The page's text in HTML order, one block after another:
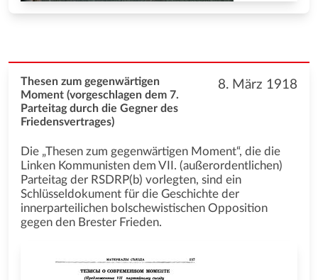
8. März 1918
Thesen zum gegenwärtigen
Moment (vorgeschlagen dem 7.
Parteitag durch die Gegner des
Friedensvertrages)
Die „Thesen zum gegenwärtigen Moment“, die die
Linken Kommunisten dem VII. (außerordentlichen)
Parteitag der RSDRP(b) vorlegten, sind ein
Schlüsseldokument für die Geschichte der
innerparteilichen bolschewistischen Opposition
gegen den Brester Frieden.